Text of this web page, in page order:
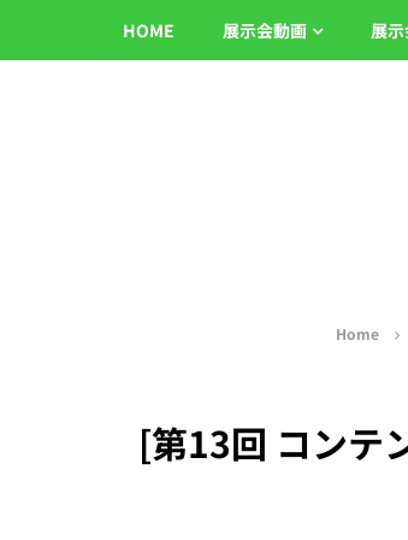
HOME 展示会動画 展
Home
[第13回 コンテ